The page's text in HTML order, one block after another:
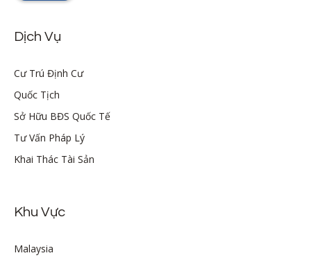
Dịch Vụ
Cư Trú Định Cư
Quốc Tịch
Sở Hữu BĐS Quốc Tế
Tư Vấn Pháp Lý
Khai Thác Tài Sản
Khu Vực
Malaysia